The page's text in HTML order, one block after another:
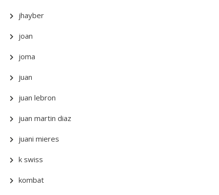
jhayber
joan
joma
juan
juan lebron
juan martin diaz
juani mieres
k swiss
kombat